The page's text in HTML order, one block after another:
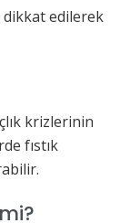
dikkat edilerek
krizlerinin
fıstık